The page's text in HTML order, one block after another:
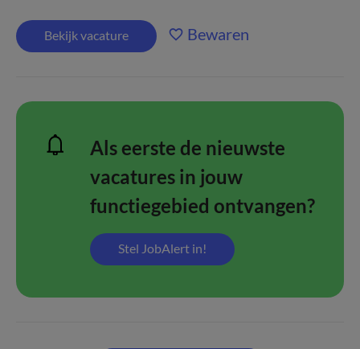
Bekijk vacature Bewaren
Als eerste de nieuwste
vacatures in jouw
functiegebied ontvangen?
Stel JobAlert in!